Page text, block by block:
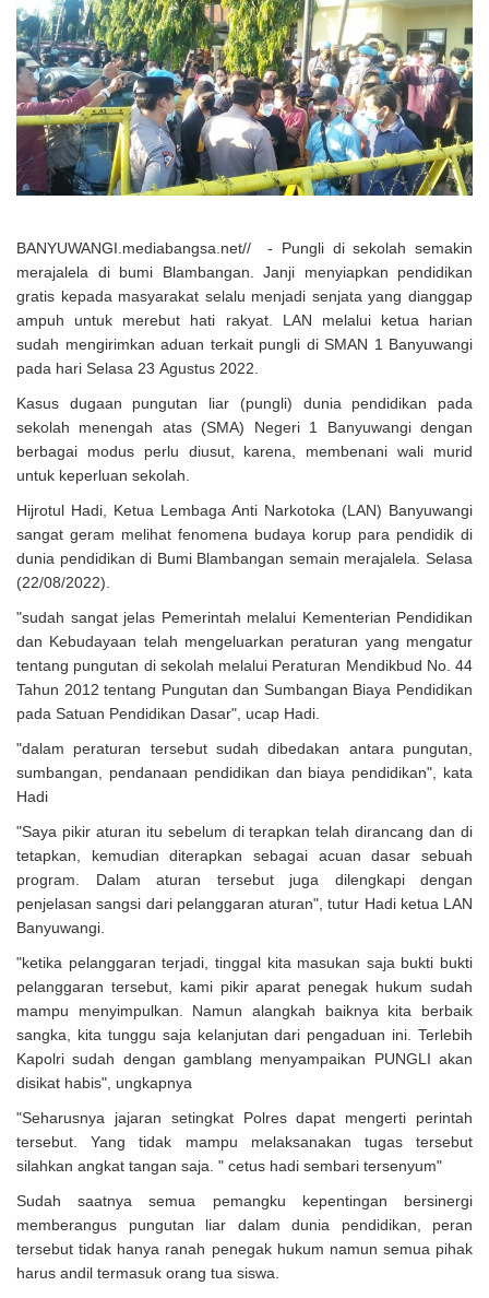
Uji Coba Program NADI JKN
BANYUWANGI.mediabangsa.net// - Pungli di sekolah semakin
merajalela di bumi Blambangan. Janji menyiapkan pendidikan
gratis kepada masyarakat selalu menjadi senjata yang dianggap
ampuh untuk merebut hati rakyat. LAN melalui ketua harian
sudah mengirimkan aduan terkait pungli di SMAN 1 Banyuwangi
pada hari Selasa 23 Agustus 2022.
Kasus dugaan pungutan liar (pungli) dunia pendidikan pada
sekolah menengah atas (SMA) Negeri 1 Banyuwangi dengan
berbagai modus perlu diusut, karena, membenani wali murid
untuk keperluan sekolah.
Hijrotul Hadi, Ketua Lembaga Anti Narkotoka (LAN) Banyuwangi
sangat geram melihat fenomena budaya korup para pendidik di
dunia pendidikan di Bumi Blambangan semain merajalela. Selasa
(22/08/2022).
"sudah sangat jelas Pemerintah melalui Kementerian Pendidikan
dan Kebudayaan telah mengeluarkan peraturan yang mengatur
tentang pungutan di sekolah melalui Peraturan Mendikbud No. 44
Tahun 2012 tentang Pungutan dan Sumbangan Biaya Pendidikan
pada Satuan Pendidikan Dasar", ucap Hadi.
"dalam peraturan tersebut sudah dibedakan antara pungutan,
sumbangan, pendanaan pendidikan dan biaya pendidikan", kata
Hadi
"Saya pikir aturan itu sebelum di terapkan telah dirancang dan di
tetapkan, kemudian diterapkan sebagai acuan dasar sebuah
program. Dalam aturan tersebut juga dilengkapi dengan
penjelasan sangsi dari pelanggaran aturan", tutur Hadi ketua LAN
Banyuwangi.
"ketika pelanggaran terjadi, tinggal kita masukan saja bukti bukti
pelanggaran tersebut, kami pikir aparat penegak hukum sudah
mampu menyimpulkan. Namun alangkah baiknya kita berbaik
sangka, kita tunggu saja kelanjutan dari pengaduan ini. Terlebih
Kapolri sudah dengan gamblang menyampaikan PUNGLI akan
disikat habis", ungkapnya
"Seharusnya jajaran setingkat Polres dapat mengerti perintah
tersebut. Yang tidak mampu melaksanakan tugas tersebut
silahkan angkat tangan saja. " cetus hadi sembari tersenyum"
Sudah saatnya semua pemangku kepentingan bersinergi
memberangus pungutan liar dalam dunia pendidikan, peran
tersebut tidak hanya ranah penegak hukum namun semua pihak
harus andil termasuk orang tua siswa.